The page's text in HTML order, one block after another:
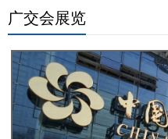
广交会展览